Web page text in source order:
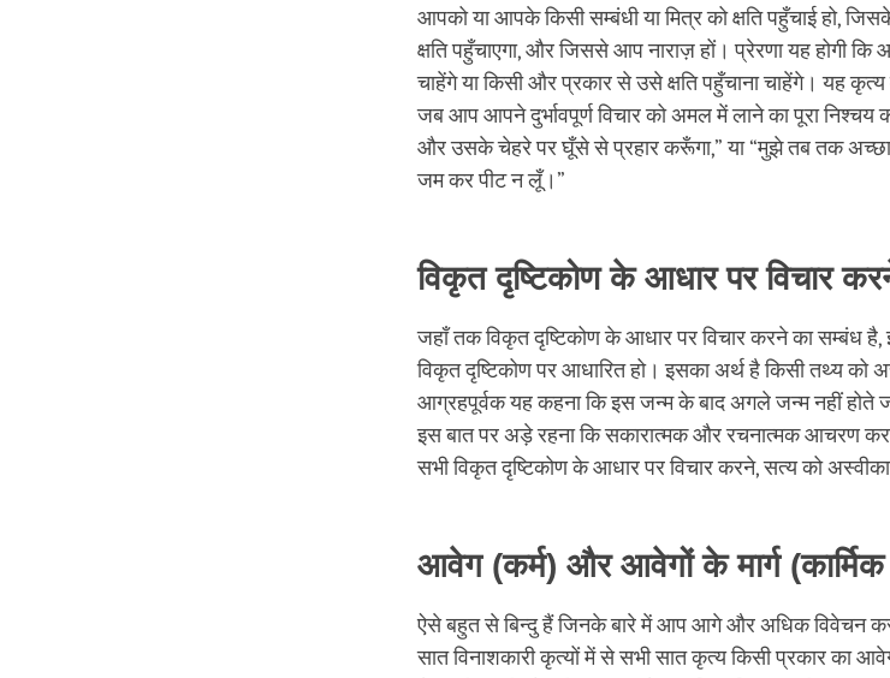
आपको या आपके किसी सम्बंधी या मित्र को क्षति पहुँचाई हो,
क्षति पहुँचाएगा, और जिससे आप नाराज़ हों। प्रेरणा यह होगी
चाहेंगे या किसी और प्रकार से उसे क्षति पहुँचाना चाहेंगे। यह
जब आप आपने दुर्भावपूर्ण विचार को अमल में लाने का पूरा
और उसके चेहरे पर घूँसे से प्रहार करूँगा,” या “मुझे तब तक
जम कर पीट न लूँ।”
विकृत दृष्टिकोण के आधार पर विचार
जहाँ तक विकृत दृष्टिकोण के आधार पर विचार करने का सम्बंध है,
विकृत दृष्टिकोण पर आधारित हो। इसका अर्थ है किसी तथ्य को
आग्रहपूर्वक यह कहना कि इस जन्म के बाद अगले जन्म नहीं होते
इस बात पर अड़े रहना कि सकारात्मक और रचनात्मक आचरण
सभी विकृत दृष्टिकोण के आधार पर विचार करने, सत्य को
आवेग (कर्म) और आवेगों के मार्ग (कार्मिक
ऐसे बहुत से बिन्दु हैं जिनके बारे में आप आगे और अधिक विवेचन
सात विनाशकारी कृत्यों में से सभी सात कृत्य किसी प्रकार का